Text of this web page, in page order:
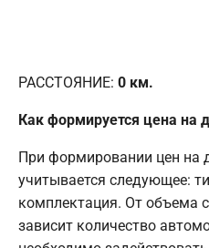
РАССТОЯНИЕ: 0 км.
Как формируется цена на
При формировании цен на
учитывается следующее:
комплектация. От объема
зависит количество